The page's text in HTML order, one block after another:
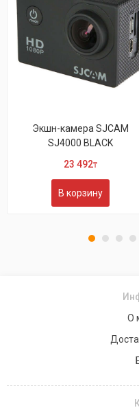
Экшн-камера SJCAM
SJ4000 BLACK
23 492₸
В корзину
О